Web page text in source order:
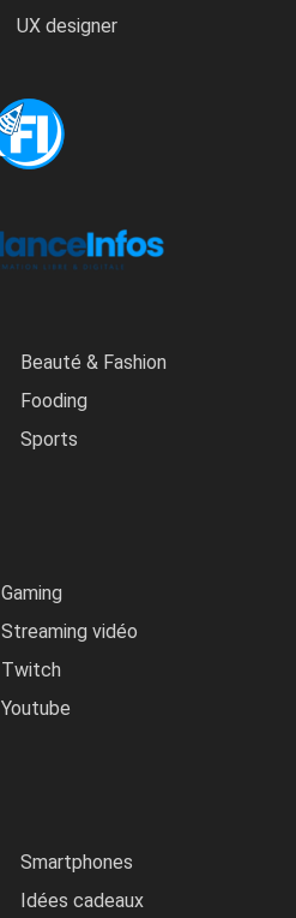
UX designer
Beauté & Fashion
Fooding
Sports
Gaming
Streaming vidéo
Twitch
Youtube
Smartphones
Idées cadeaux